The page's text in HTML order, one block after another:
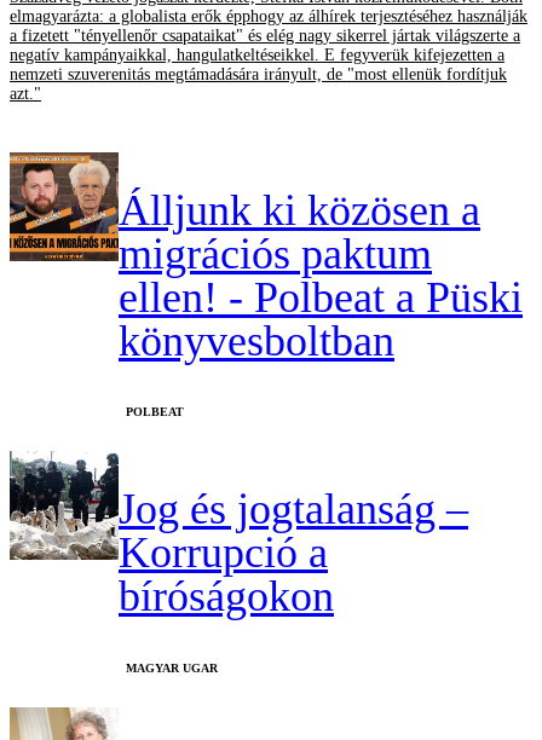
elmagyarázta: a globalista erők épphogy az álhírek terjesztéséhez használják
a fizetett "tényellenőr csapataikat" és elég nagy sikerrel jártak világszerte a
negatív kampányaikkal, hangulatkeltéseikkel. E fegyverük kifejezetten a
nemzeti szuverenitás megtámadására irányult, de "most ellenük fordítjuk
azt."
Álljunk ki közösen a
migrációs paktum
ellen! - Polbeat a Püski
könyvesboltban
‎POLBEAT
Jog és jogtalanság –
Korrupció a
bíróságokon
MAGYAR UGAR